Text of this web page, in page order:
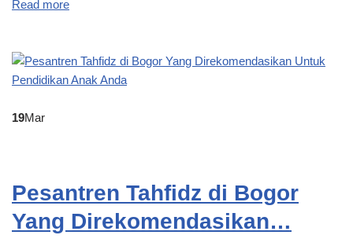
Read more
19Mar
Pesantren Tahfidz di Bogor
Yang Direkomendasikan…